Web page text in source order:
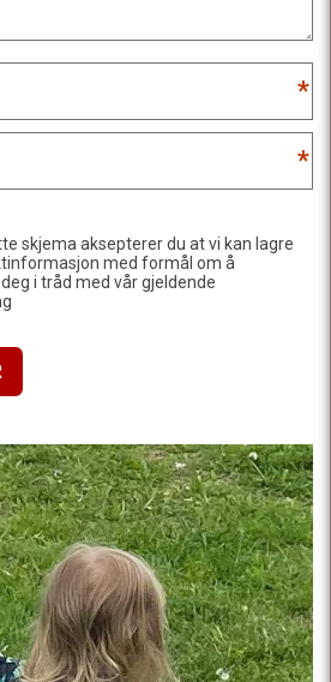
*
*
skjema aksepterer du at vi kan lagre
med formål om å
i tråd med vår gjeldende